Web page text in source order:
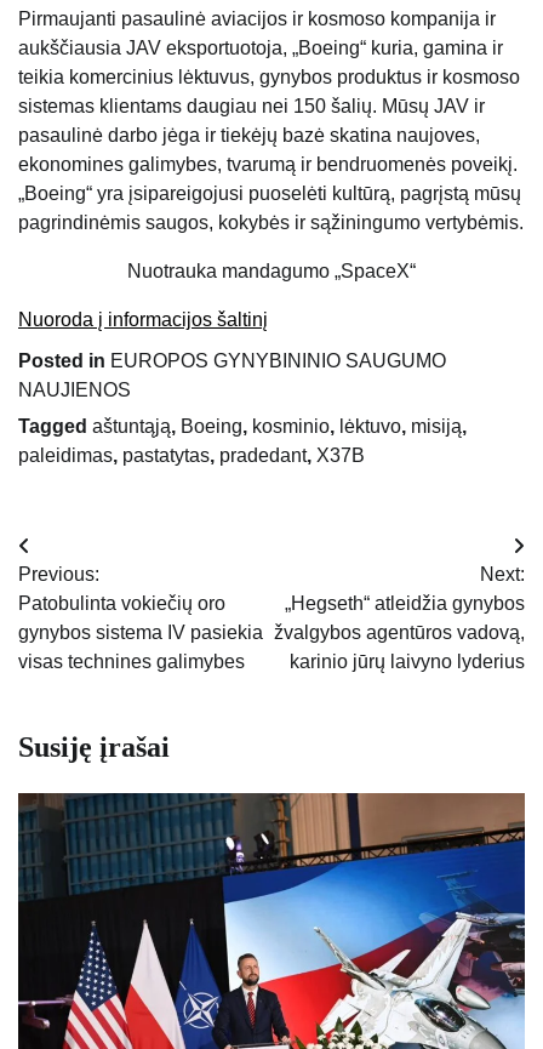
Pirmaujanti pasaulinė aviacijos ir kosmoso kompanija ir
aukščiausia JAV eksportuotoja, „Boeing“ kuria, gamina ir
teikia komercinius lėktuvus, gynybos produktus ir kosmoso
sistemas klientams daugiau nei 150 šalių. Mūsų JAV ir
pasaulinė darbo jėga ir tiekėjų bazė skatina naujoves,
ekonomines galimybes, tvarumą ir bendruomenės poveikį.
„Boeing“ yra įsipareigojusi puoselėti kultūrą, pagrįstą mūsų
pagrindinėmis saugos, kokybės ir sąžiningumo vertybėmis.
Nuotrauka mandagumo „SpaceX“
Nuoroda į informacijos šaltinį
Posted in EUROPOS GYNYBININIO SAUGUMO
NAUJIENOS
Tagged aštuntąją, Boeing, kosminio, lėktuvo, misiją,
paleidimas, pastatytas, pradedant, X37B
Navigacija
tarp
įrašų
Previous:
Patobulinta vokiečių oro
gynybos sistema IV pasiekia
visas technines galimybes
Next:
„Hegseth“ atleidžia gynybos
žvalgybos agentūros vadovą,
karinio jūrų laivyno lyderius
Susiję įrašai